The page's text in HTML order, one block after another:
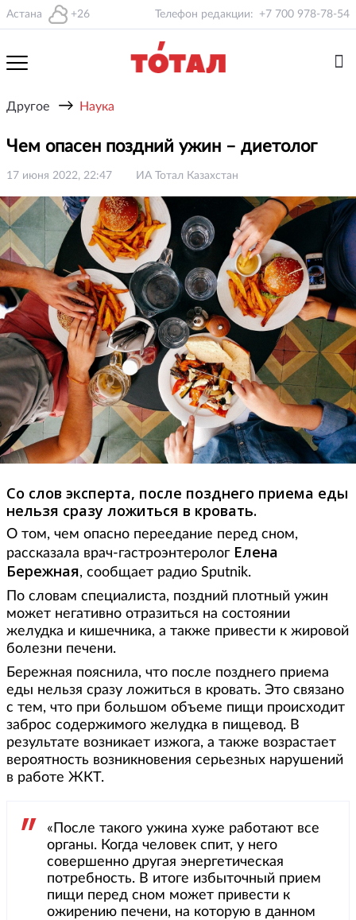
Астана +26 Телефон редакции: +7 700 978-78-54
Другое → Наука
Чем опасен поздний ужин – диетолог
17 июня 2022, 22:47 ИА Тотал Казахстан
Со слов эксперта, после позднего приема еды
нельзя сразу ложиться в кровать.
О том, чем опасно переедание перед сном,
рассказала врач-гастроэнтеролог Елена
Бережная, сообщает радио Sputnik.
По словам специалиста, поздний плотный ужин
может негативно отразиться на состоянии
желудка и кишечника, а также привести к жировой
болезни печени.
Бережная пояснила, что после позднего приема
еды нельзя сразу ложиться в кровать. Это связано
с тем, что при большом объеме пищи происходит
заброс содержимого желудка в пищевод. В
результате возникает изжога, а также возрастает
вероятность возникновения серьезных нарушений
в работе ЖКТ.
«После такого ужина хуже работают все
органы. Когда человек спит, у него
совершенно другая энергетическая
потребность. В итоге избыточный прием
пищи перед сном может привести к
ожирению печени, на которую в данном